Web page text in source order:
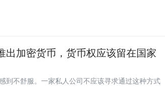
出加密货币，货币权应该留在国家
到不舒服。一家私人公司不应该寻求通过这种方式